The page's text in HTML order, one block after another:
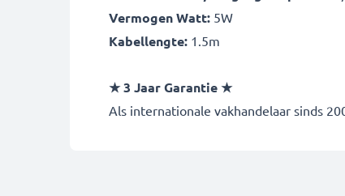
Vermogen Watt: 5W
Kabellengte: 1.5m
★ 3 Jaar Garantie ★
Als internationale vakhandelaar sinds